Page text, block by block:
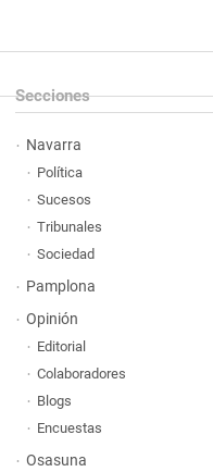
Secciones
Navarra
Política
Sucesos
Tribunales
Sociedad
Pamplona
Opinión
Editorial
Colaboradores
Blogs
Encuestas
Osasuna